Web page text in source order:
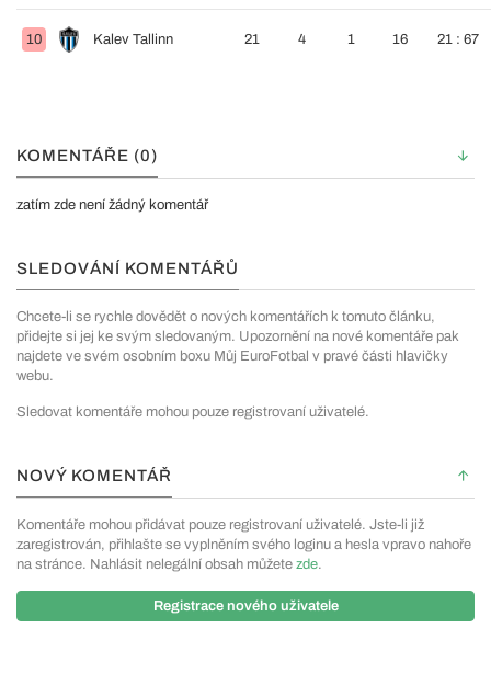
10 Kalev Tallinn 21 4 1 16 21 : 67
KOMENTÁŘE (0)
zatím zde není žádný komentář
SLEDOVÁNÍ KOMENTÁŘŮ
Chcete-li se rychle dovědět o nových komentářích k tomuto článku,
přidejte si jej ke svým sledovaným. Upozornění na nové komentáře pak
najdete ve svém osobním boxu Můj EuroFotbal v pravé části hlavičky
webu.
Sledovat komentáře mohou pouze registrovaní uživatelé.
NOVÝ KOMENTÁŘ
Komentáře mohou přidávat pouze registrovaní uživatelé. Jste-li již
zaregistrován, přihlašte se vyplněním svého loginu a hesla vpravo nahoře
na stránce. Nahlásit nelegální obsah můžete zde.
Registrace nového uživatele